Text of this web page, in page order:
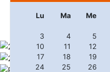
Lu Ma Me
3
4 5
10
11 12
17
18 19
24
25 26